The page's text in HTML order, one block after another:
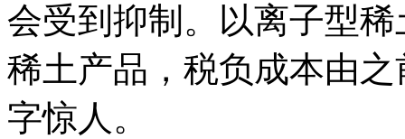
会受到抑制。以离子型
稀土产品，税负成本由
字惊人。